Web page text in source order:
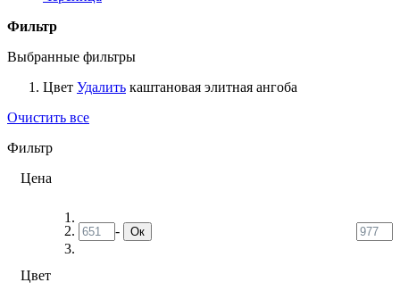
Фильтр
Выбранные фильтры
Цвет Удалить каштановая элитная ангоба
Очистить все
Фильтр
Цена
- Ок
Цвет